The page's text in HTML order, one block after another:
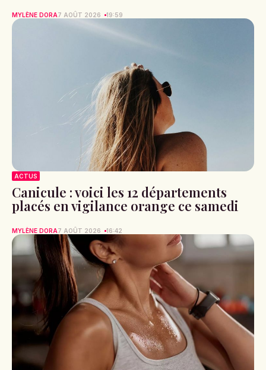
MYLÈNE DORA7 AOÛT 2026 19:59
ACTUS
Canicule : voici les 12 départements
placés en vigilance orange ce samedi
MYLÈNE DORA7 AOÛT 2026 16:42